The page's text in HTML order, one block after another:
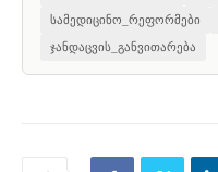
სამედიცინო_რეფორმები
ჯანდაცვის_განვითარება